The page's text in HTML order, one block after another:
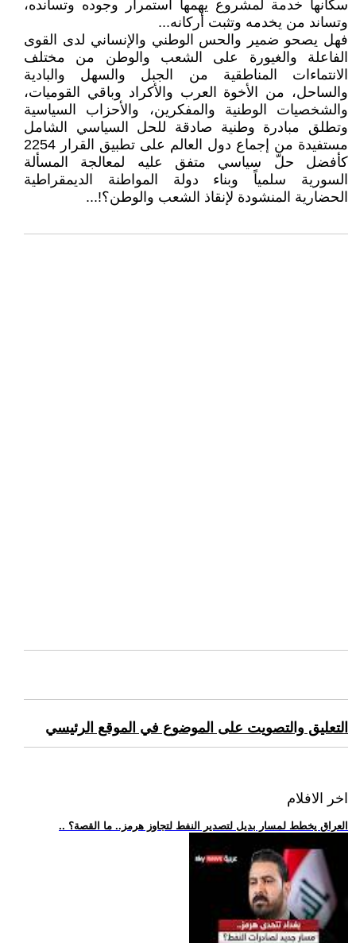
سكانها خدمة لمشروع يهمها استمرار وجوده وتسانده،
وتساند من يخدمه وتثبت أركانه...
فهل يصحو ضمير والحس الوطني والإنساني لدى القوى
الفاعلة والغيورة على الشعب والوطن من مختلف
الانتماءات المناطقية من الجبل والسهل والبادية
والساحل، من الأخوة العرب والأكراد وباقي القوميات،
والشخصيات الوطنية والمفكرين، والأحزاب السياسية
وتطلق مبادرة وطنية صادقة للحل السياسي الشامل
مستفيدة من إجماع دول العالم على تطبيق القرار 2254
كأفضل حلّ سياسي متفق عليه لمعالجة المسألة
السورية سلمياً وبناء دولة المواطنة الديمقراطية
الحضارية المنشودة لإنقاذ الشعب والوطن؟!...
التعليق والتصويت على الموضوع في الموقع الرئيسي
اخر الافلام
.. العراق يخطط لمسار بديل لتصدير النفط لتجاوز هرمز.. ما القصة؟